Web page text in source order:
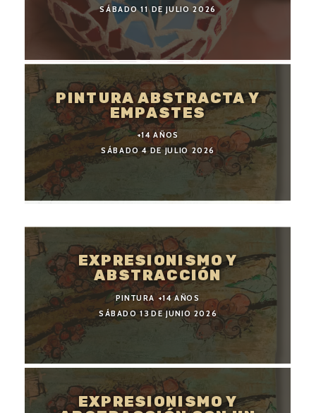
SÁBADO 11 DE JULIO 2026
PINTURA ABSTRACTA Y
EMPASTES
+14 AÑOS
SÁBADO 4 DE JULIO 2026
EXPRESIONISMO Y
ABSTRACCIÓN
PINTURA +14 AÑOS
SÁBADO 13 DE JUNIO 2026
EXPRESIONISMO Y